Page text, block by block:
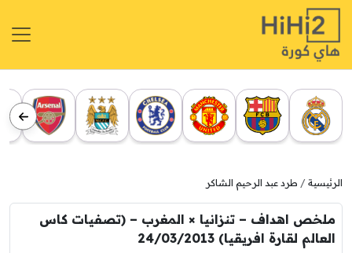
الرئيسية طرد عبد الرحيم الشاكر
ملخص اهداف – تنزانيا × المغرب – (تصفيات كاس
العالم لقارة افريقيا) 24/03/2013